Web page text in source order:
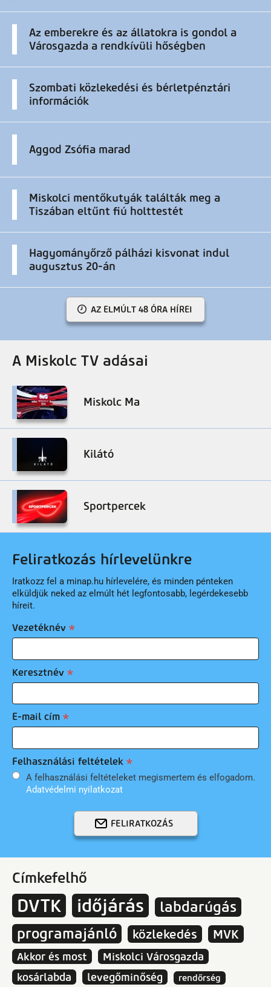
Az emberekre és az állatokra is gondol a
Városgazda a rendkívüli hőségben
Szombati közlekedési és bérletpénztári
információk
Aggod Zsófia marad
Miskolci mentőkutyák találták meg a
Tiszában eltűnt fiú holttestét
Hagyományőrző pálházi kisvonat indul
augusztus 20-án
AZ ELMÚLT 48 ÓRA HÍREI
A Miskolc TV adásai
Miskolc Ma
Kilátó
Sportpercek
Feliratkozás hírlevelünkre
Iratkozz fel a minap.hu hírlevelére, és minden pénteken
elküldjük neked az elmúlt hét legfontosabb, legérdekesebb
híreit.
Vezetéknév
Keresztnév
E-mail cím
Felhasználási feltételek
A felhasználási feltételeket megismertem és elfogadom.
Adatvédelmi nyilatkozat
FELIRATKOZÁS
Címkefelhő
DVTK időjárás
labdarúgás
programajánló
közlekedés MVK
Akkor és most
Miskolci Városgazda
kosárlabda
levegőminőség rendőrség